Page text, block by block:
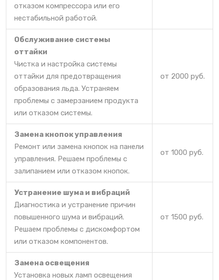
отказом компрессора или его
нестабильной работой.
Обслуживание системы
оттайки
Чистка и настройка системы
оттайки для предотвращения
образования льда. Устраняем
проблемы с замерзанием продукта
или отказом системы.
от 2000 руб.
Замена кнопок управления
Ремонт или замена кнопок на панели
управления. Решаем проблемы с
залипанием или отказом кнопок.
от 1000 руб.
Устранение шума и вибраций
Диагностика и устранение причин
повышенного шума и вибраций.
Решаем проблемы с дискомфортом
или отказом компонентов.
от 1500 руб.
Замена освещения
Установка новых ламп освещения